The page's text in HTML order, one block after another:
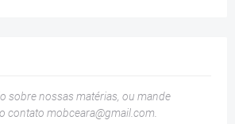
sobre nossas matérias, ou mande
contato mobceara@gmail.com